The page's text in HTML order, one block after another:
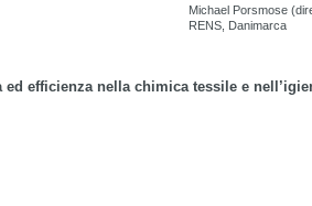
Michael Porsmose
RENS, Danimarca
ed efficienza nella chimica tessile e